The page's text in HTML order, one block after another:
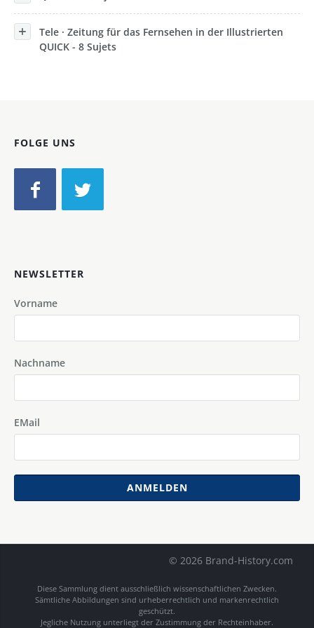
Tele · Zeitung für das Fernsehen in der Illustrierten
QUICK - 8 Sujets
FOLGE UNS
NEWSLETTER
Vorname
Nachname
EMail
ANMELDEN
© 2026 Brand-History.com
Diese Sammlung dient ausschließlich wissenschaftlichen Zwecken.
Sämtliche Abbildungen sind urheberrechtlich und markenrechtlich
geschützt.
Jegliche Nutzung unterliegt der Zustimmung der Rechteinhaber.